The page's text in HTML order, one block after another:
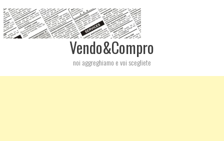
Vendo&Compro
noi aggreghiamo e voi scegliete